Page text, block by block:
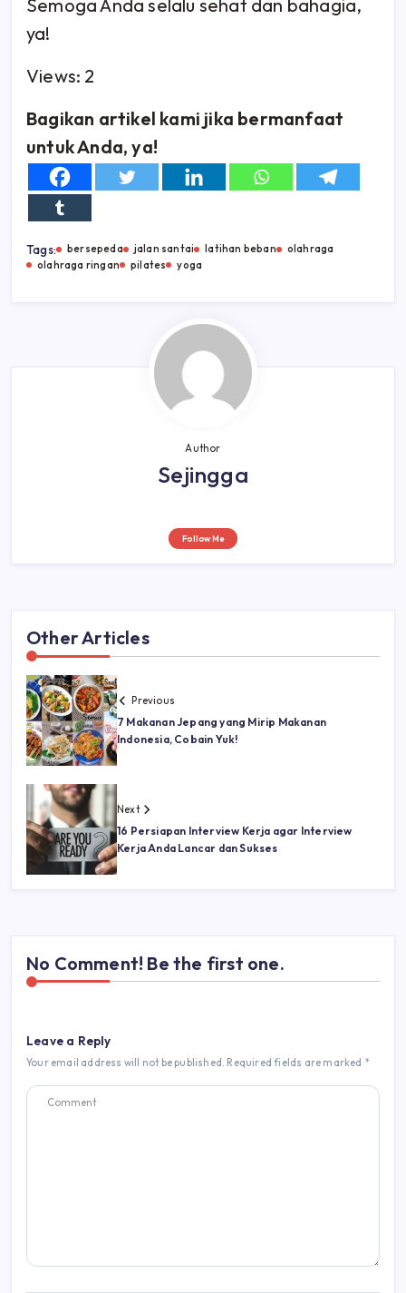
Semoga Anda selalu sehat dan bahagia,
ya!
Views: 2
Bagikan artikel kami jika bermanfaat
untuk Anda, ya!
Tags: bersepeda jalan santai latihan beban
olahraga
olahraga ringan
pilates yoga
Author
Sejingga
Follow Me
Other Articles
Previous
7 Makanan Jepang yang Mirip Makanan
Indonesia, Cobain Yuk!
Next
16 Persiapan Interview Kerja agar Interview
Kerja Anda Lancar dan Sukses
No Comment! Be the first one.
Leave a Reply
Your email address will not be published. Required fields are marked *